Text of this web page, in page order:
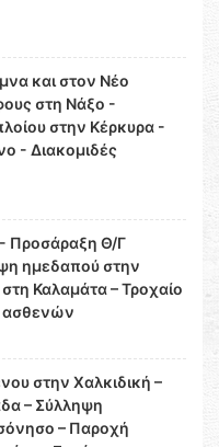
και στον Νέο
στη Νάξο -
στην Κέρκυρα -
- Διακομιδές
Προσάραξη Θ/Γ
ημεδαπού στην
Καλαμάτα – Τροχαίο
ασθενών
στην Χαλκιδική –
– Σύλληψη
– Παροχή